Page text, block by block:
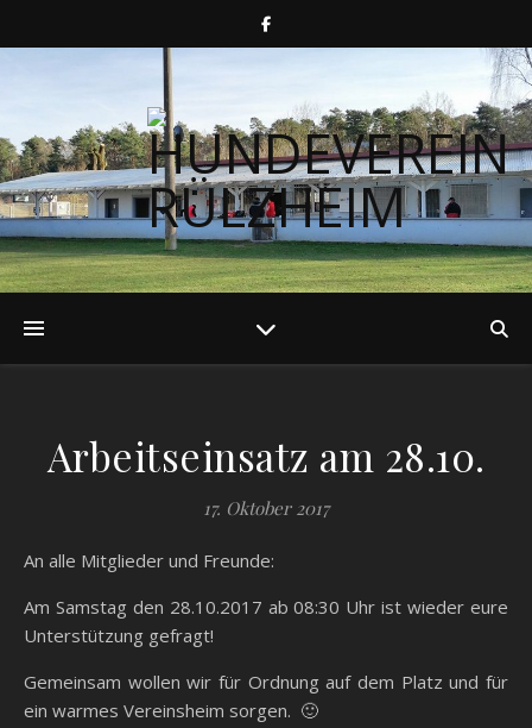
Arbeitseinsatz am 28.10.
17. Oktober 2017
An alle Mitglieder und Freunde:
Am Samstag den 28.10.2017 ab 08:30 Uhr ist wieder eure
Unterstützung gefragt!
Gemeinsam wollen wir für Ordnung auf dem Platz und für
ein warmes Vereinsheim sorgen. 🙂